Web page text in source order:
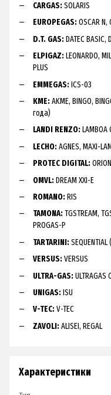
CARGAS:SOLARIS
EUROPEGAS:OSCAR N,
D.T. GAS:DATEC BASIC,
ELPIGAZ:LEONARDO,
PLUS
EMMEGAS:ICS-03
KME:AKME, BINGO,
года)
LANDI RENZO:LAMBOA
LECHO:AGNES, MAXI-
PROTEC DIGITAL:ORION
OMVL:DREAM XXI-E
ROMANO:RIS
TAMONA:TGSTREAM,
PROGAS-P
TARTARINI:SEQUENTIAL
VERSUS:VERSUS
ULTRA-GAS:ULTRAGAS
UNIGAS:ISU
V-TEC:V-TEC
ZAVOLI:ALISEI, REGAL
Характеристики